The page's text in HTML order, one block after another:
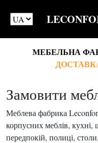
МЕБЕЛЬНА
Замовити
Меблева фабрика
корпусних меблів,
передпокій, полиці,